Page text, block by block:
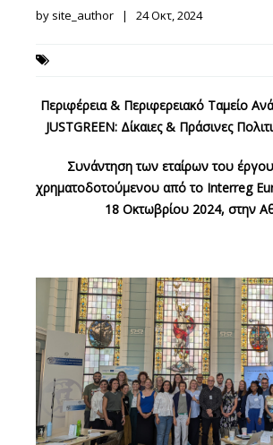
by site_author | 24 Οκτ, 2024
Περιφέρεια & Περιφερειακό Ταμείο
JUSTGREEN: Δίκαιες & Πράσινες
Συνάντηση των εταίρων του
χρηματοδοτούμενου από το Interreg
18 Οκτωβρίου 2024, στην